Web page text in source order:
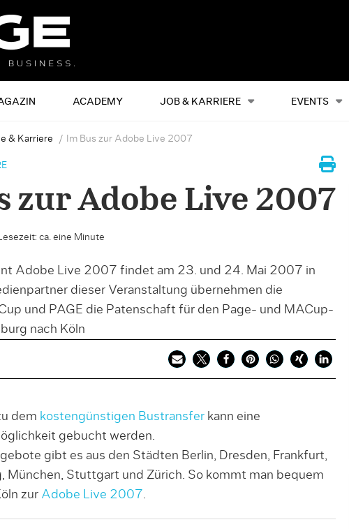
ACADEMY JOB & KARRIERE EVENTS
Alles Events
& Karriere Im Bus zur Adobe Live 2007
zur Adobe Live 2007
ca. eine Minute
Adobe Live 2007 findet am 23. und 24. Mai 2007 in
dieser Veranstaltung übernehmen die
und PAGE die Patenschaft für den Page- und MACup-
nach Köln
dem kostengünstigen Bustransferkann eine
gebucht werden.
gibt es aus den Städten Berlin, Dresden, Frankfurt,
München, Stuttgart und Zürich. So kommt man bequem
zur Adobe Live 2007.